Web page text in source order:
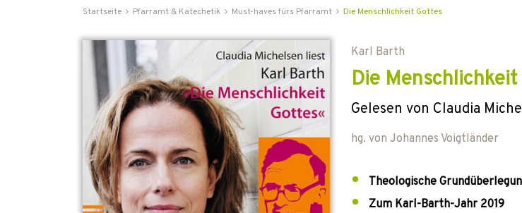
Startseite Pfarramt & Katechetik Must-haves fürs Pfarramt Die Menschlichkeit Gottes
Karl Barth
Die
Gelesen von Claudia
hg. von Johannes Voigtländer
Theologische
Zum Karl-Barth-Jahr 2019